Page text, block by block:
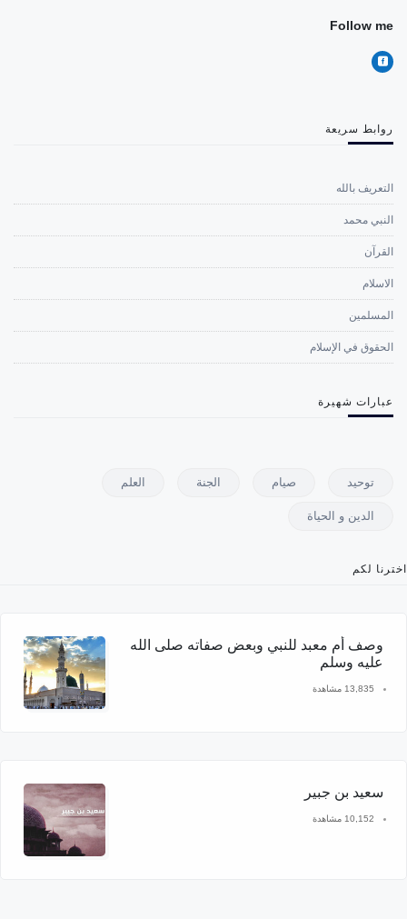
Follow me
روابط سريعة
التعريف بالله
النبي محمد
القرآن
الاسلام
المسلمين
الحقوق في الإسلام
عبارات شهيرة
توحيد صيام الجنة العلم
الدين و الحياة
اخترنا لكم
وصف أم معبد للنبي وبعض صفاته صلى الله
عليه وسلم
13,835 مشاهدة
سعيد بن جبير
10,152 مشاهدة